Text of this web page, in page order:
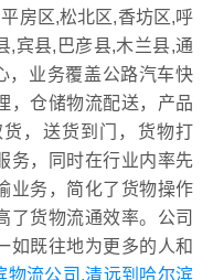
房区,松北区,香坊区,呼
,宾县,巴彦县,木兰县,通
，业务覆盖公路汽车快
，仓储物流配送，产品
，送货到门，货物打
务，同时在行业内率先
业务，简化了货物操作
了货物流通效率。公司
如既往地为更多的人和
物流公司,清远到哈尔滨